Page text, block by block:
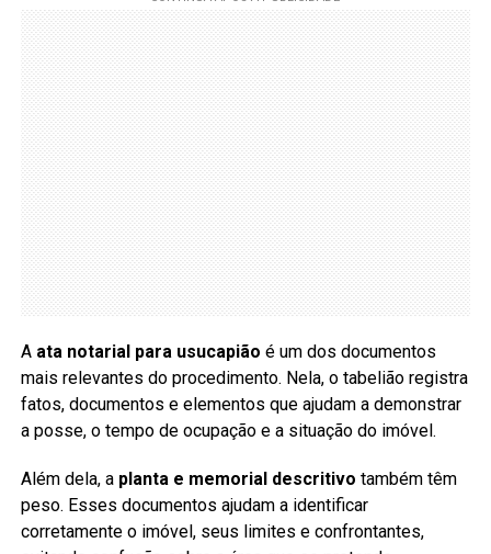
A ata notarial para usucapião é um dos documentos
mais relevantes do procedimento. Nela, o tabelião registra
fatos, documentos e elementos que ajudam a demonstrar
a posse, o tempo de ocupação e a situação do imóvel.
Além dela, a planta e memorial descritivo também têm
peso. Esses documentos ajudam a identificar
corretamente o imóvel, seus limites e confrontantes,